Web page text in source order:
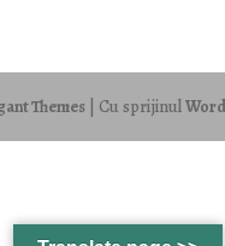
Themes | Cu sprijinul